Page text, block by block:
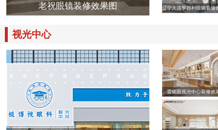
老祝眼镜装修效果图 辽宁大连亨得利眼镜装修
视光中心
晋铭眼视光中心装修效